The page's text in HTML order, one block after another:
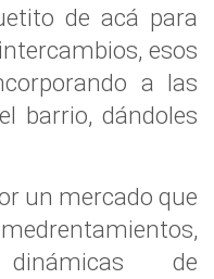
de acá para
esos
a las
barrio, dándoles
un mercado que
de